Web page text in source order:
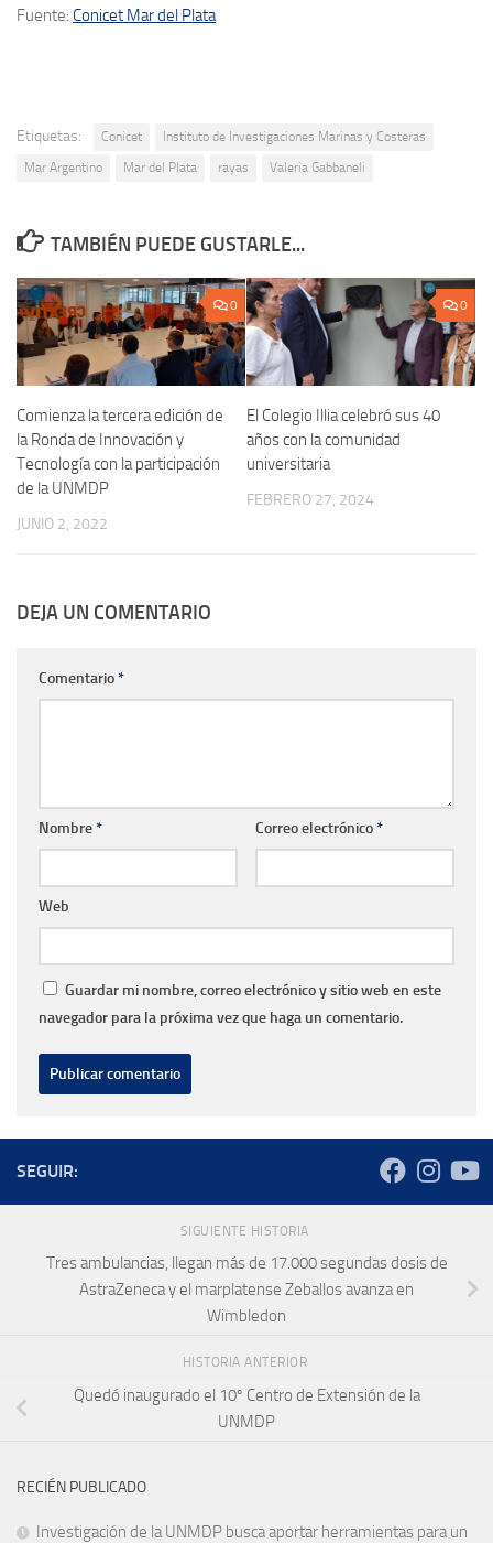
Fuente: Conicet Mar del Plata
Etiquetas: Conicet
Instituto de Investigaciones Marinas y Costeras
Mar Argentino
Mar del Plata rayas Valeria Gabbaneli
TAMBIÉN PUEDE GUSTARLE...
0
Comienza la tercera edición de
la Ronda de Innovación y
Tecnología con la participación
de la UNMDP
JUNIO 2, 2022
0
El Colegio Illia celebró sus 40
años con la comunidad
universitaria
FEBRERO 27, 2024
DEJA UN COMENTARIO
Comentario*
Nombre* Correo electrónico*
Web
Guardar mi nombre, correo electrónico y sitio web en este
navegador para la próxima vez que haga un comentario.
SEGUIR:
SIGUIENTE HISTORIA
Tres ambulancias, llegan más de 17.000 segundas dosis de
AstraZeneca y el marplatense Zeballos avanza en
Wimbledon
HISTORIA ANTERIOR
Quedó inaugurado el 10º Centro de Extensión de la
UNMDP
RECIÉN PUBLICADO
Investigación de la UNMDP busca aportar herramientas para un